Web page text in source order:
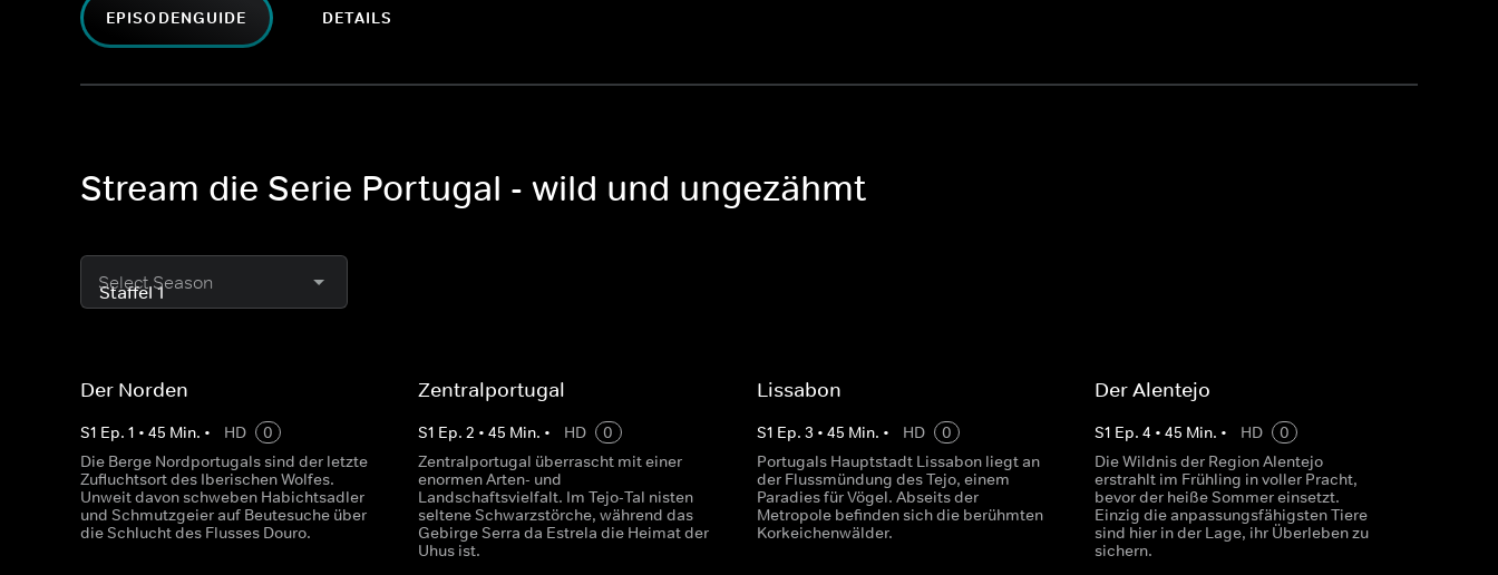
EPISODENGUIDE DETAILS
Stream die Serie Portugal - wild und ungezähmt
Select Season
Der Norden
S1 Ep. 1 • 45 Min. • HD
0
Die Berge Nordportugals sind der letzte
Zufluchtsort des Iberischen Wolfes.
Unweit davon schweben Habichtsadler
und Schmutzgeier auf Beutesuche über
die Schlucht des Flusses Douro.
Zentralportugal
S1 Ep.2 •45 Min. • HD
0
Zentralportugal überrascht mit einer
enormen Arten- und
Landschaftsvielfalt. Im Tejo-Tal nisten
seltene Schwarzstörche, während das
Gebirge Serra da Estrela die Heimat der
Uhus ist.
Lissabon
S1 Ep. 3 • 45 Min. • HD
0
Portugals Hauptstadt Lissabon liegt an
der Flussmündung des Tejo, einem
Paradies für Vögel. Abseits der
Metropole befinden sich die berühmten
Korkeichenwälder.
Der Alentejo
S1 Ep. 4 • 45 Min. • HD
0
Die Wildnis der Region Alentejo
erstrahlt im Frühling in voller Pracht,
bevor der heiße Sommer einsetzt.
Einzig die anpassungsfähigsten Tiere
sind hier in der Lage, ihr Überleben zu
sichern.